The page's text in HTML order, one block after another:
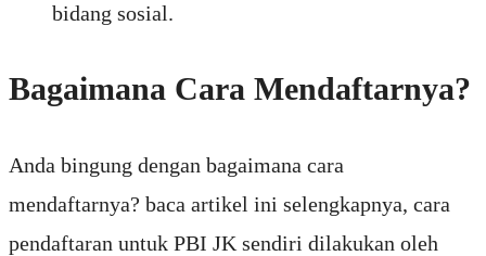
bidang sosial.
Bagaimana Cara Mendaftarnya?
Anda bingung dengan bagaimana cara
mendaftarnya? baca artikel ini selengkapnya, cara
pendaftaran untuk PBI JK sendiri dilakukan oleh